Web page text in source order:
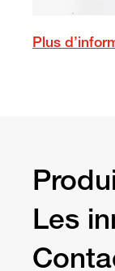
Plus
Les